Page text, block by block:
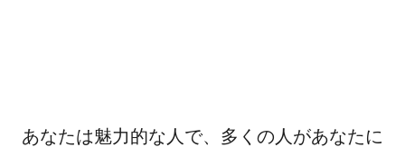
あなたは魅力的な人で、多くの人があなたに